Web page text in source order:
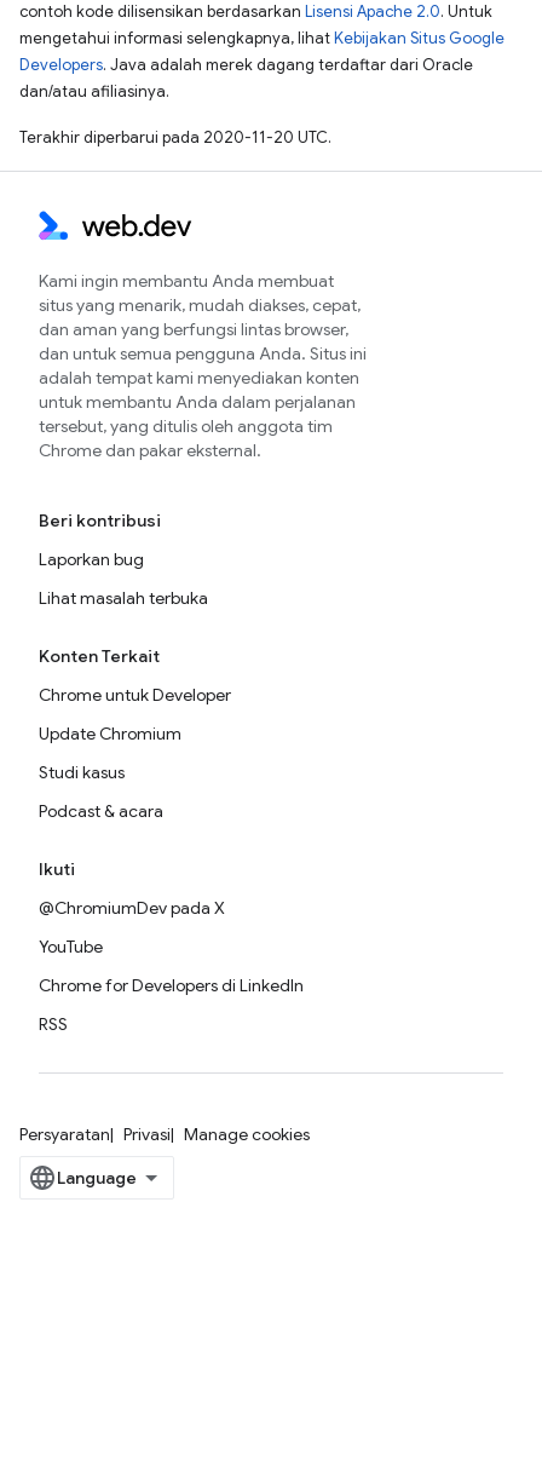
contoh kode dilisensikan berdasarkan Lisensi Apache 2.0. Untuk
mengetahui informasi selengkapnya, lihatKebijakan Situs Google
Developers. Java adalah merek dagang terdaftar dari Oracle
dan/atau afiliasinya.
Terakhir diperbarui pada 2020-11-20 UTC.
Kami ingin membantu Anda membuat
situs yang menarik, mudah diakses, cepat,
dan aman yang berfungsi lintas browser,
dan untuk semua pengguna Anda. Situs ini
adalah tempat kami menyediakan konten
untuk membantu Anda dalam perjalanan
tersebut, yang ditulis oleh anggota tim
Chrome dan pakar eksternal.
Beri kontribusi
Laporkan bug
Lihat masalah terbuka
Konten Terkait
Chrome untuk Developer
Update Chromium
Studi kasus
Podcast & acara
Ikuti
@ChromiumDev pada X
YouTube
Chrome for Developers di LinkedIn
RSS
Persyaratan Privasi Manage cookies